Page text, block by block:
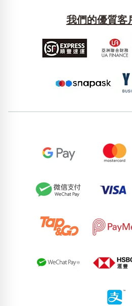
我們的優質客